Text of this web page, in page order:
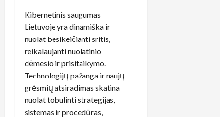
Kibernetinis saugumas
Lietuvoje yra dinamiška ir
nuolat besikeičianti sritis,
reikalaujanti nuolatinio
dėmesio ir prisitaikymo.
Technologijų pažanga ir naujų
grėsmių atsiradimas skatina
nuolat tobulinti strategijas,
sistemas ir procedūras,